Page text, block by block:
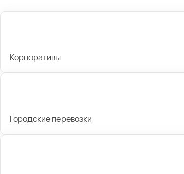
Корпоративы
Городские перевозки